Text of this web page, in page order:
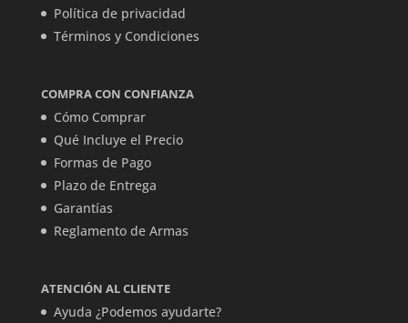
Política de privacidad
Términos y Condiciones
COMPRA CON CONFIANZA
Cómo Comprar
Qué Incluye el Precio
Formas de Pago
Plazo de Entrega
Garantías
Reglamento de Armas
ATENCIÓN AL CLIENTE
Ayuda ¿Podemos ayudarte?